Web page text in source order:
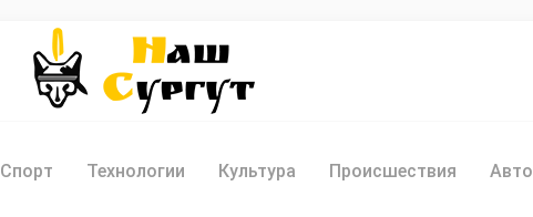
Спорт Технологии Культура Происшествия Авто